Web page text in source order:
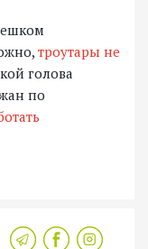
троутары не
голова
по